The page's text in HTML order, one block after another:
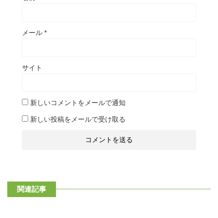
メール *
サイト
新しいコメントをメールで通知
新しい投稿をメールで受け取る
関連記事